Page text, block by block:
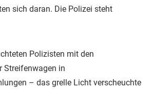
sich daran. Die Polizei steht
Polizisten mit den
Streifenwagen in
– das grelle Licht verscheuchte